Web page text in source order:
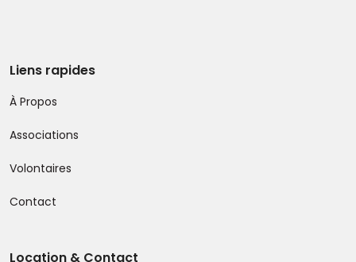
Liens rapides
À Propos
Associations
Volontaires
Contact
Location & Contact